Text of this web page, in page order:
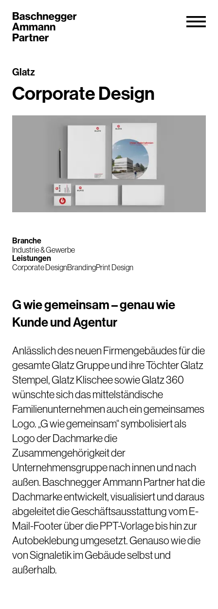
Glatz
Corporate Design
Branche
Industrie & Gewerbe
Leistungen
Corporate DesignBrandingPrint Design
G wie gemeinsam – genau wie
Kunde und Agentur
Anlässlich des neuen Firmengebäudes für die
gesamte Glatz Gruppe und ihre Töchter Glatz
Stempel, Glatz Klischee sowie Glatz 360
wünschte sich das mittelständische
Familienunternehmen auch ein gemeinsames
Logo. „G wie gemeinsam“ symbolisiert als
Logo der Dachmarke die
Zusammengehörigkeit der
Unternehmensgruppe nach innen und nach
außen. Baschnegger Ammann Partner hat die
Dachmarke entwickelt, visualisiert und daraus
abgeleitet die Geschäftsausstattung vom E-
Mail-Footer über die PPT-Vorlage bis hin zur
Autobeklebung umgesetzt. Genauso wie die
von Signaletik im Gebäude selbst und
außerhalb.